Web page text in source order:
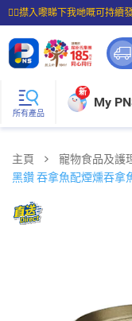
☝🏼㩒入嚟睇下我哋嘅可持續
⭐購物滿$399即享免費送貨
所有產品
新
My
主頁 寵物食品及護
黑鑽 吞拿魚配煙燻吞拿